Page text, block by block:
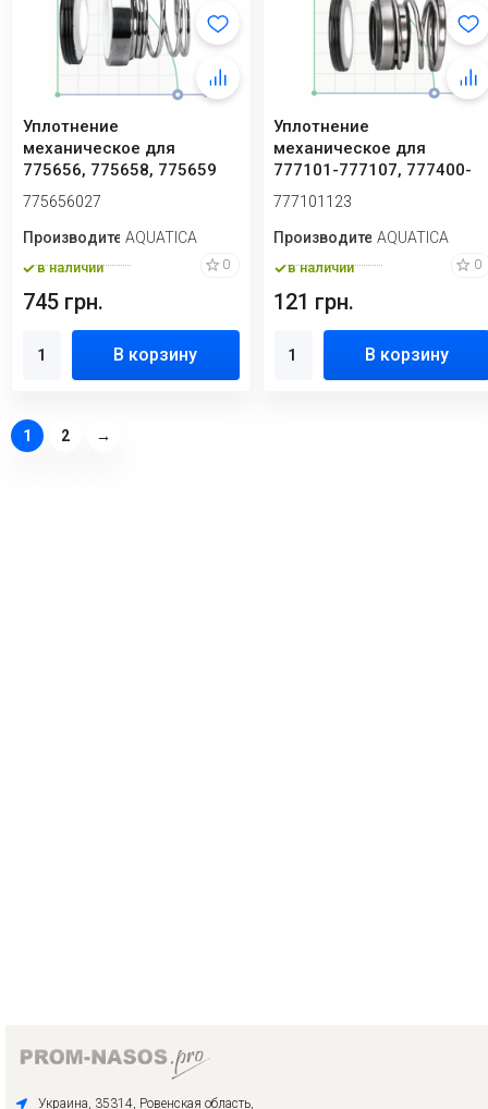
Уплотнение
механическое для
775656, 775658, 775659
Aquatica 775656027
775656027
ПроизводительAQUATICA
в наличии 0
745 грн.
В корзину
Уплотнение
механическое для
777101-777107, 777400-
777406, 777090-777095,
7773...
777101123
ПроизводительAQUATICA
в наличии 0
121 грн.
В корзину
1 2 →
Украина, 35314, Ровенская область,